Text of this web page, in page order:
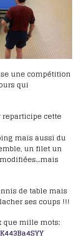
une compétition
qui
reparticipe cette
mais aussi du
un filet un
de table mais
ses coups !!!
que mille mots: